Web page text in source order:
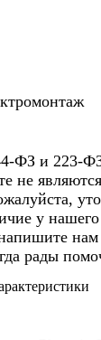
ФЗ и 223-
не являются
у нашего
нам
рады